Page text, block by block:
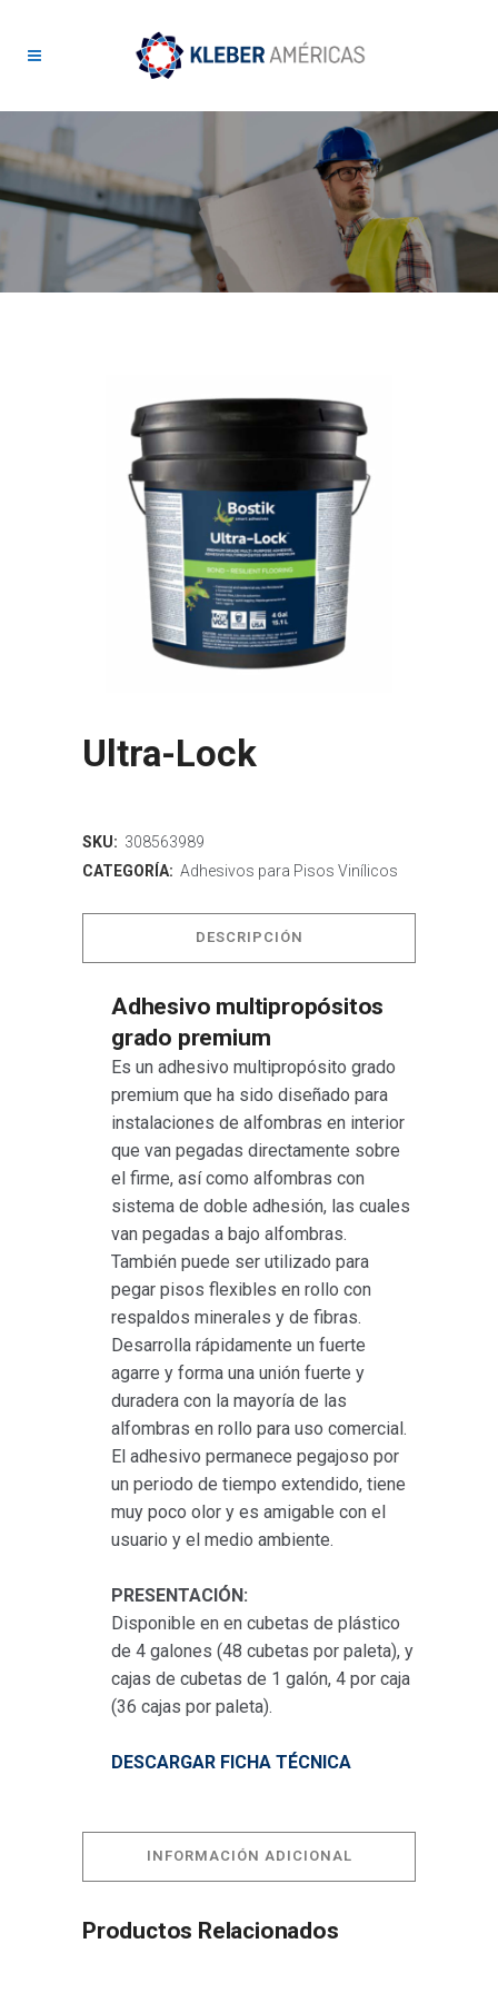
Ultra-Lock
SKU: 308563989
CATEGORÍA: Adhesivos para Pisos Vinílicos
DESCRIPCIÓN
Adhesivo multipropósitos
grado premium
Es un adhesivo multipropósito grado
premium que ha sido diseñado para
instalaciones de alfombras en interior
que van pegadas directamente sobre
el firme, así como alfombras con
sistema de doble adhesión, las cuales
van pegadas a bajo alfombras.
También puede ser utilizado para
pegar pisos flexibles en rollo con
respaldos minerales y de fibras.
Desarrolla rápidamente un fuerte
agarre y forma una unión fuerte y
duradera con la mayoría de las
alfombras en rollo para uso comercial.
El adhesivo permanece pegajoso por
un periodo de tiempo extendido, tiene
muy poco olor y es amigable con el
usuario y el medio ambiente.
PRESENTACIÓN:
Disponible en en cubetas de plástico
de 4 galones (48 cubetas por paleta), y
cajas de cubetas de 1 galón, 4 por caja
(36 cajas por paleta).
DESCARGAR FICHA TÉCNICA
INFORMACIÓN ADICIONAL
Productos Relacionados